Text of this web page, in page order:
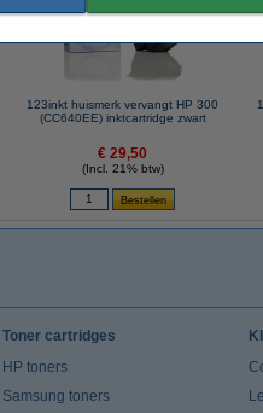
123inkt huismerk vervangt HP 300
(CC640EE) inktcartridge zwart
€ 29,50
(Incl. 21% btw)
Toner cartridges
HP toners
Samsung toners